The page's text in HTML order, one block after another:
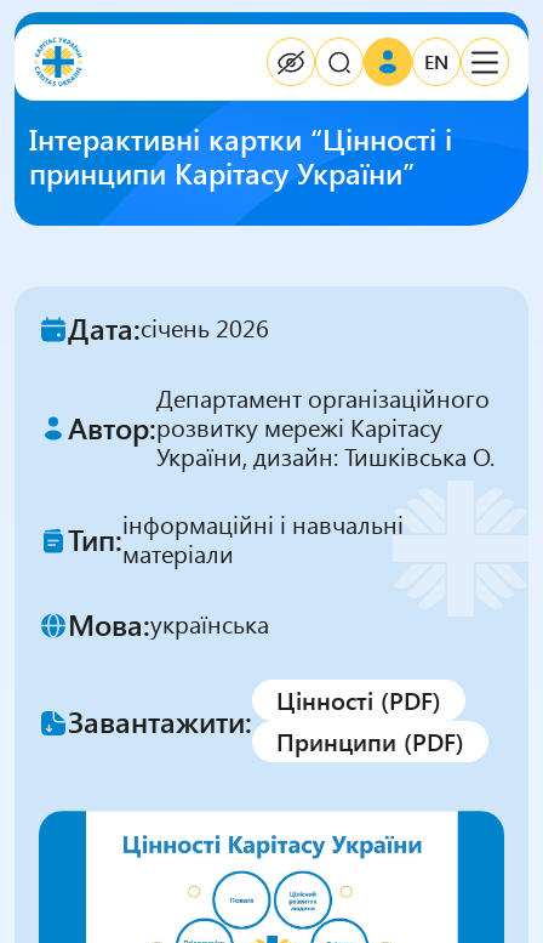
EN
Інтерактивні картки “Цінності і
принципи Карітасу України”
Дата:січень 2026
Автор:
Департамент організаційного
розвитку мережі Карітасу
України, дизайн: Тишківська О.
Тип:інформаційні і навчальні
матеріали
Мова:українська
Завантажити:
Цінності (PDF)
Принципи (PDF)